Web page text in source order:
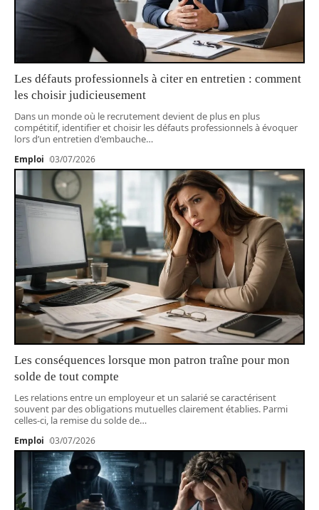
Les défauts professionnels à citer en entretien : comment
les choisir judicieusement
Dans un monde où le recrutement devient de plus en plus
compétitif, identifier et choisir les défauts professionnels à évoquer
lors d’un entretien d'embauche…
Emploi 03/07/2026
Les conséquences lorsque mon patron traîne pour mon
solde de tout compte
Les relations entre un employeur et un salarié se caractérisent
souvent par des obligations mutuelles clairement établies. Parmi
celles-ci, la remise du solde de…
Emploi 03/07/2026